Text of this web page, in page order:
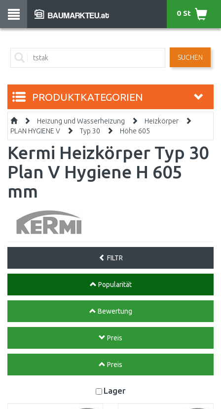
SUCHEN
0 St
PRODUKTKATEGORIEN
Heizung und Wasserheizung
Heizkörper
PLAN HYGIENE V
Typ 30 Höhe 605
Kermi Heizkörper Typ 30
Plan V Hygiene H 605
mm
FILTR
Popularität
Bewertung
Preis
Preis
Lager